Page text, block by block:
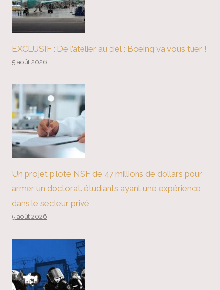
EXCLUSIF : De l’atelier au ciel : Boeing va vous tuer !
5 août 2026
Un projet pilote NSF de 47 millions de dollars pour
armer un doctorat. étudiants ayant une expérience
dans le secteur privé
5 août 2026